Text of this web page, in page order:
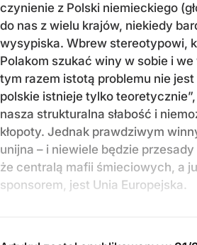
czynienie z Polski niemieckiego
do nas z wielu krajów, niekiedy
wysypiska. Wbrew stereotypowi,
Polakom szukać winy w sobie i we
tym razem istotą problemu nie
polskie istnieje tylko
nasza strukturalna słabość i
kłopoty. Jednak prawdziwym
unijna – i niewiele będzie
że centralą mafii śmieciowych, a
sponsorem, jest Unia Europejska.